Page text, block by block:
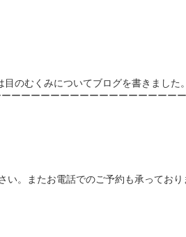
のむくみについてブログを書きまし
ーーーーーーーーーーーーーーーーーー
。またお電話でのご予約も承っており